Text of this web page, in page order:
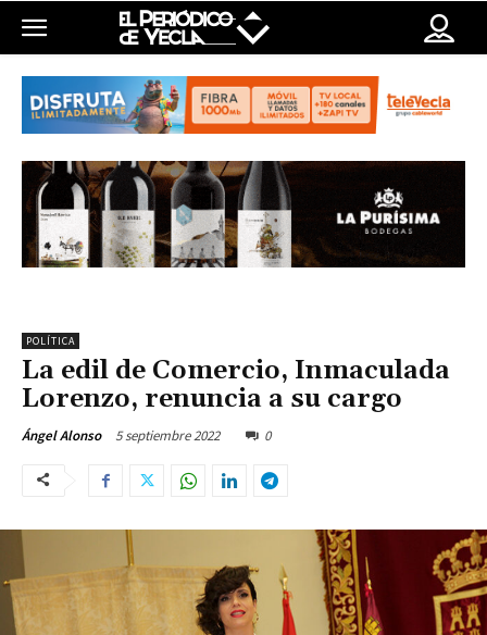
POLÍTICA
La edil de Comercio, Inmaculada
Lorenzo, renuncia a su cargo
Ángel Alonso 5 septiembre 2022 0